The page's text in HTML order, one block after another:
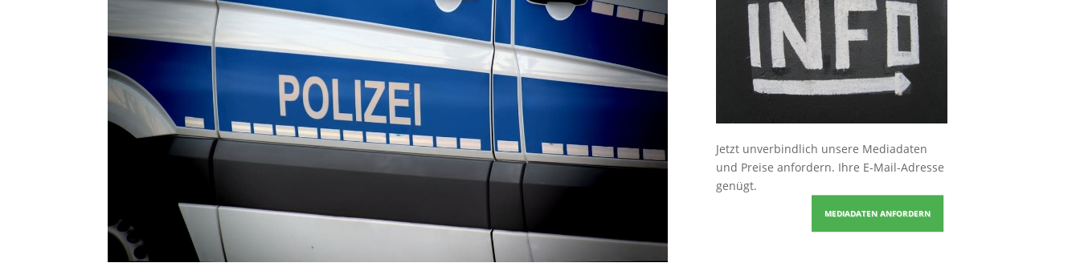
Jetzt unverbindlich unsere Mediadaten
und Preise anfordern. Ihre E-Mail-Adresse
genügt.
MEDIADATEN ANFORDERN